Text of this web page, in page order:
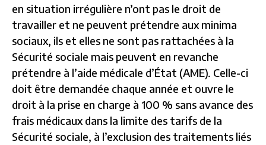
en situation irrégulière n’ont pas le droit de
travailler et ne peuvent prétendre aux minima
sociaux, ils et elles ne sont pas rattachées à la
Sécurité sociale mais peuvent en revanche
prétendre à l’aide médicale d’État (AME). Celle-ci
doit être demandée chaque année et ouvre le
droit à la prise en charge à 100 % sans avance des
frais médicaux dans la limite des tarifs de la
Sécurité sociale, à l’exclusion des traitements liés